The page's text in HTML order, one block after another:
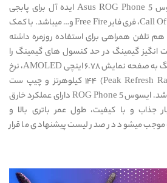
گوشی گیمینگ حرفه‌ای ایسوس Asus ROG Phone 5 ایده آل برای پابجی
PUBG Mobile، کالاف Call Of Duty، فری فایر Free Fire و… میباشد. با کمک
هم تلفن همراهی برای استفاده روزمره داشته
گیمینگ در حد کنسول های گیمینگ را
تجربه کنید. این موبایل گیمینگ به صفحه نمایش ۶.۷۸ اینچی AMOLED، نرخ
تازه سازی صفحه نمایش(Peak Refresh Rate) ۱۴۴ کیلوهرتز و چیپ ست
Snapdragon 888 مجهز میباشد. ایسوس ROG Phone 5 دارای عملکرد خارق
جذاب و با کیفیت، طول عمر باتری بالا و
میشود در صدر لیست پیشنهادی ما قرار